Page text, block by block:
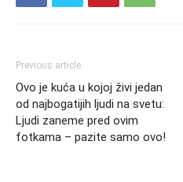
Previous article
Ovo je kuća u kojoj živi jedan
od najbogatijih ljudi na svetu:
Ljudi zaneme pred ovim
fotkama – pazite samo ovo!